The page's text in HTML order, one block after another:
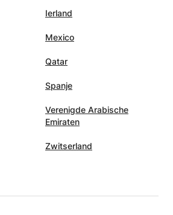
Ierland
Mexico
Qatar
Spanje
Verenigde Arabische
Emiraten
Zwitserland